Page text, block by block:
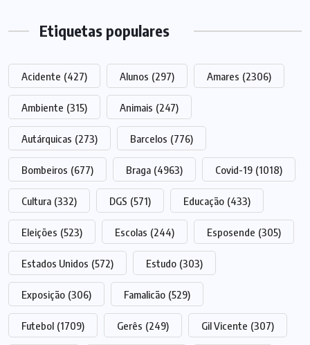
Etiquetas populares
Acidente (427) Alunos (297) Amares (2306)
Ambiente (315) Animais (247)
Autárquicas (273) Barcelos (776)
Bombeiros (677) Braga (4963) Covid-19 (1018)
Cultura (332) DGS (571) Educação (433)
Eleições (523) Escolas (244) Esposende (305)
Estados Unidos (572) Estudo (303)
Exposição (306) Famalicão (529)
Futebol (1709) Gerês (249) Gil Vicente (307)